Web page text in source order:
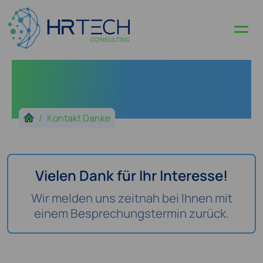
Kontakt Danke
Vielen Dank für Ihr Interesse!
Wir melden uns zeitnah bei Ihnen mit
einem Besprechungstermin zurück.